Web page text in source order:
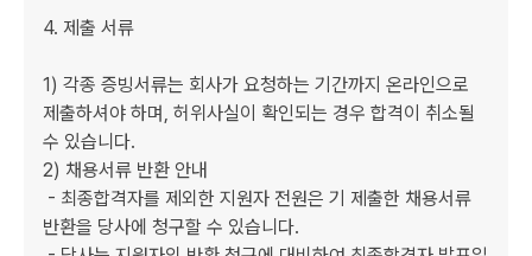
4. 제출 서류
1) 각종 증빙서류는 회사가 요청하는 기간까지 온라인으로
제출하셔야 하며, 허위사실이 확인되는 경우 합격이 취소될
수 있습니다.
2) 채용서류 반환 안내
반환을 당사에 청구할 수 있습니다.